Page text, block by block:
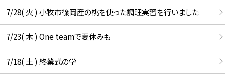
7/28( 火 ) 小牧市篠岡産の桃を使った調理実習を行いました
7/23( 木 ) One teamで夏休みも
7/18( 土 ) 終業式の学